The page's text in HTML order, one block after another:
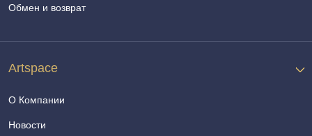
Обмен и возврат
Artspace
О Компании
Новости